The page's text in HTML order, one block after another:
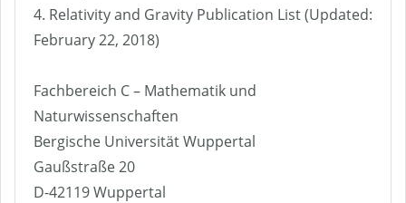
4. Relativity and Gravity Publication List (Updated:
February 22, 2018)
Fachbereich C – Mathematik und
Naturwissenschaften
Bergische Universität Wuppertal
Gaußstraße 20
D-42119 Wuppertal